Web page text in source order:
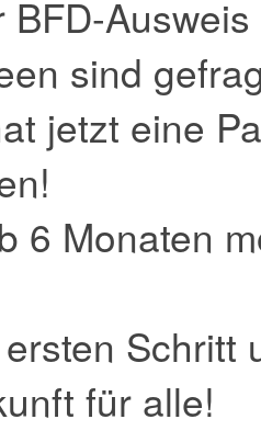
BFD-
sind
jetzt eine
6 Monaten
Schritt
für alle!